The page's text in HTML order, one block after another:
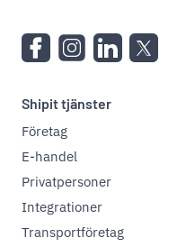
Shipit tjänster
Företag
E-handel
Privatpersoner
Integrationer
Transportföretag